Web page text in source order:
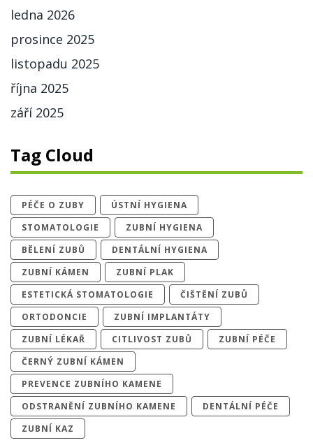
ledna 2026
prosince 2025
listopadu 2025
října 2025
září 2025
Tag Cloud
PÉČE O ZUBY
ÚSTNÍ HYGIENA
STOMATOLOGIE
ZUBNÍ HYGIENA
BĚLENÍ ZUBŮ
DENTÁLNÍ HYGIENA
ZUBNÍ KÁMEN
ZUBNÍ PLAK
ESTETICKÁ STOMATOLOGIE
ČIŠTĚNÍ ZUBŮ
ORTODONCIE
ZUBNÍ IMPLANTÁTY
ZUBNÍ LÉKAŘ
CITLIVOST ZUBŮ
ZUBNÍ PÉČE
ČERNÝ ZUBNÍ KÁMEN
PREVENCE ZUBNÍHO KAMENE
ODSTRANĚNÍ ZUBNÍHO KAMENE
DENTÁLNÍ PÉČE
ZUBNÍ KAZ